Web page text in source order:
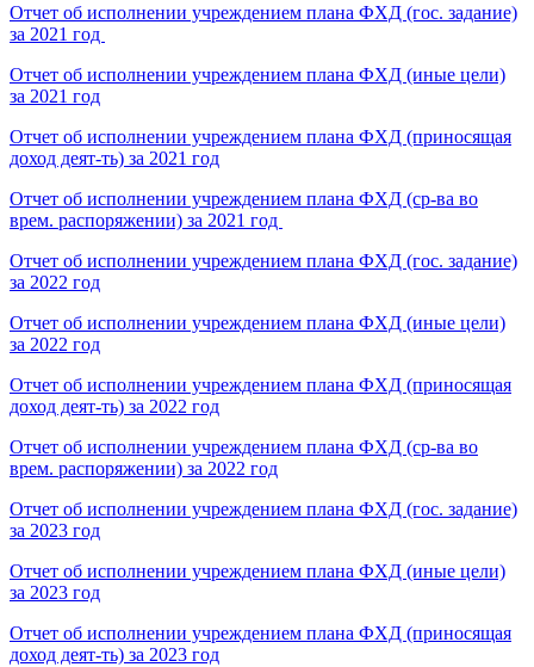
Отчет об исполнении учреждением плана ФХД (гос. задание)
за 2021 год
Отчет об исполнении учреждением плана ФХД (иные цели)
за 2021 год
Отчет об исполнении учреждением плана ФХД (приносящая
доход деят-ть) за 2021 год
Отчет об исполнении учреждением плана ФХД (ср-ва во
врем. распоряжении) за 2021 год
Отчет об исполнении учреждением плана ФХД (гос. задание)
за 2022 год
Отчет об исполнении учреждением плана ФХД (иные цели)
за 2022 год
Отчет об исполнении учреждением плана ФХД (приносящая
доход деят-ть) за 2022 год
Отчет об исполнении учреждением плана ФХД (ср-ва во
врем. распоряжении) за 2022 год
Отчет об исполнении учреждением плана ФХД (гос. задание)
за 2023 год
Отчет об исполнении учреждением плана ФХД (иные цели)
за 2023 год
Отчет об исполнении учреждением плана ФХД (приносящая
доход деят-ть) за 2023 год